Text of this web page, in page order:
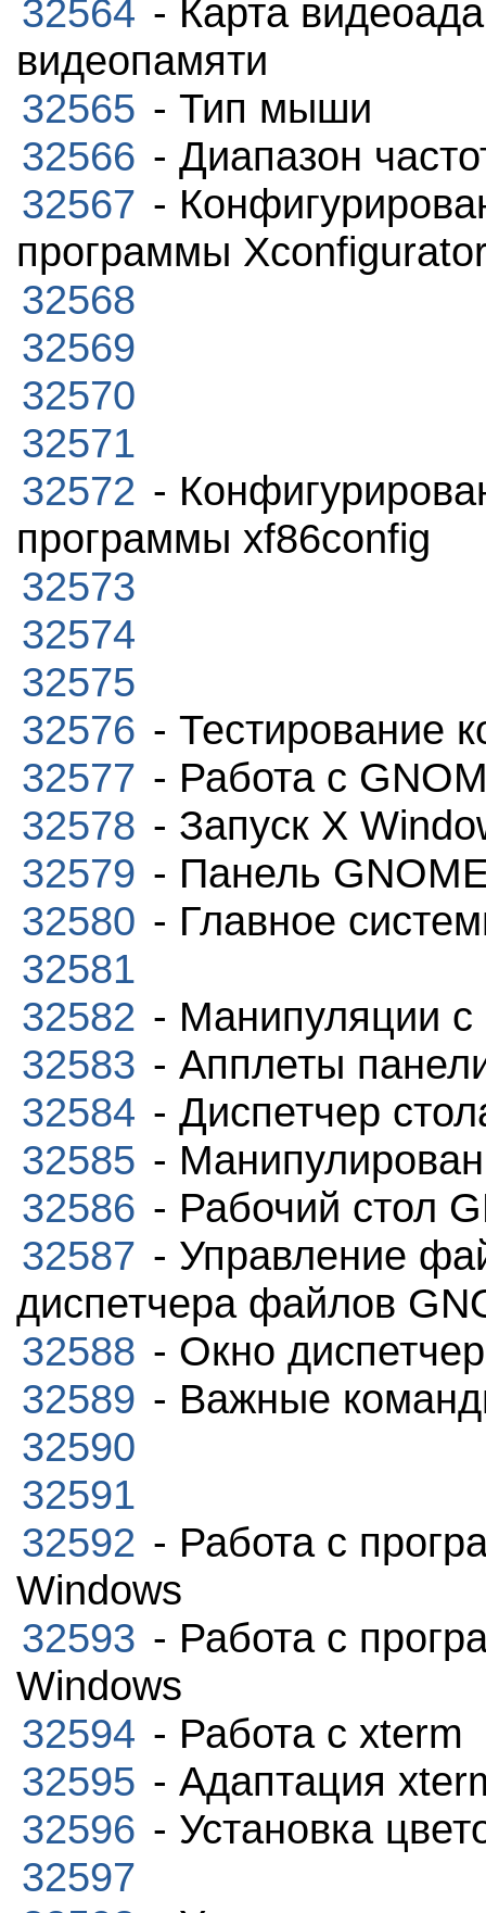
32564 - Карта
видеопамяти
32565 - Тип мыши
32566 - Диапазон
32567 -
программы
32568
32569
32570
32571
32572 -
программы xf86config
32573
32574
32575
32576 - Тестирование
32577 - Работа с
32578 - Запуск X
32579 - Панель
32580 - Главное
32581
32582 - Манипуляции
32583 - Апплеты
32584 - Диспетчер
32585 -
32586 - Рабочий стол
32587 - Управление
диспетчера файлов
32588 - Окно
32589 - Важные
32590
32591
32592 - Работа с
Windows
32593 - Работа с
Windows
32594 - Работа с xterm
32595 - Адаптация
32596 - Установка
32597